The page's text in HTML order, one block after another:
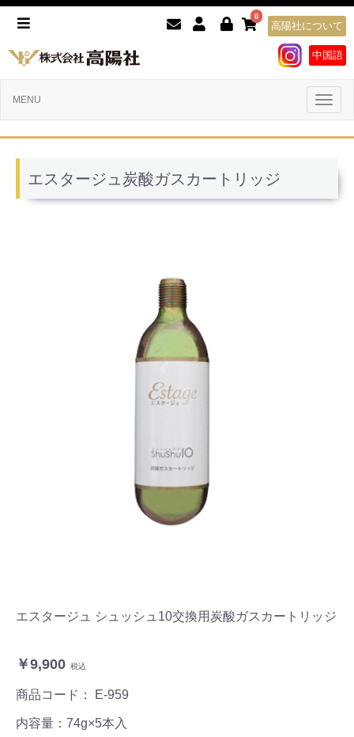
0
高陽社について
中国語
MENU
エスタージュ炭酸ガスカートリッジ
エスタージュ シュッシュ10交換用炭酸ガスカートリッジ
￥9,900 税込
商品コード： E-959
内容量：74g×5本入